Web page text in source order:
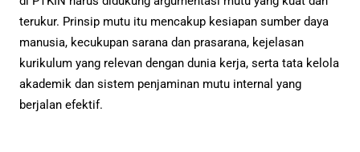
terukur. Prinsip mutu itu mencakup kesiapan sumber daya
manusia, kecukupan sarana dan prasarana, kejelasan
kurikulum yang relevan dengan dunia kerja, serta tata kelola
akademik dan sistem penjaminan mutu internal yang
berjalan efektif.